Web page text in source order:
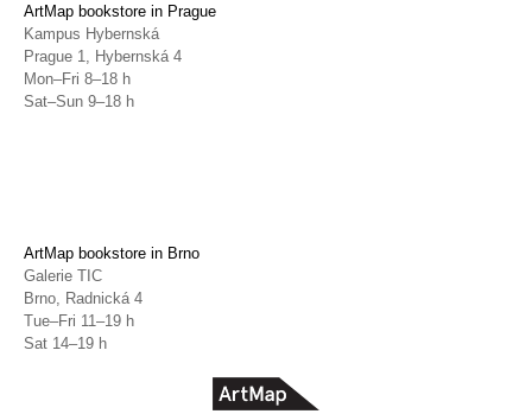
ArtMap bookstore in Prague
Kampus Hybernská
Prague 1, Hybernská 4
Mon–Fri 8–18 h
Sat–Sun 9–18 h
ArtMap bookstore in Brno
Galerie TIC
Brno, Radnická 4
Tue–Fri 11–19 h
Sat 14–19 h